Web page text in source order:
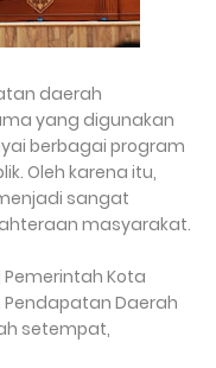
daerah
yang digunakan
berbagai program
Oleh karena itu,
sangat
masyarakat.
Kota
Daerah
setempat,